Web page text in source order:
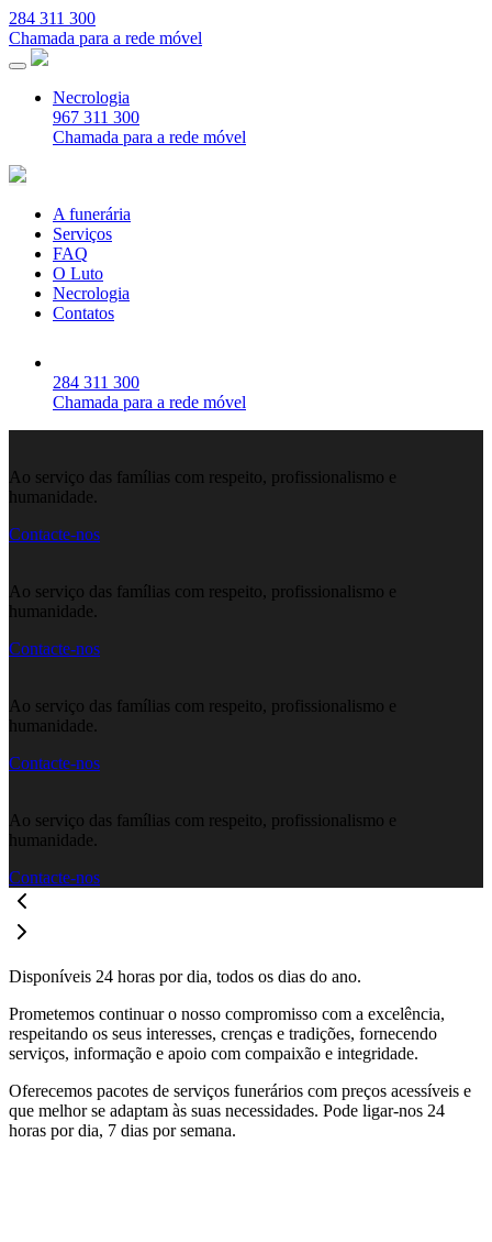
284 311 300
Chamada para a rede móvel
Necrologia
967 311 300
Chamada para a rede móvel
A funerária
Serviços
FAQ
O Luto
Necrologia
Contatos
284 311 300
Chamada para a rede móvel
Ao serviço das famílias com respeito, profissionalismo e
humanidade.
Contacte-nos
Ao serviço das famílias com respeito, profissionalismo e
humanidade.
Contacte-nos
Ao serviço das famílias com respeito, profissionalismo e
humanidade.
Contacte-nos
Ao serviço das famílias com respeito, profissionalismo e
humanidade.
Contacte-nos
Disponíveis 24 horas por dia, todos os dias do ano.
Prometemos continuar o nosso compromisso com a excelência,
respeitando os seus interesses, crenças e tradições, fornecendo
serviços, informação e apoio com compaixão e integridade.
Oferecemos pacotes de serviços funerários com preços acessíveis e
que melhor se adaptam às suas necessidades. Pode ligar-nos 24
horas por dia, 7 dias por semana.